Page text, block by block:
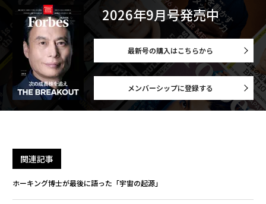
2026年9月号発売中
最新号の購入はこちらから
メンバーシップに登録する
関連記事
ホーキング博士が最後に語った「宇宙の起源」